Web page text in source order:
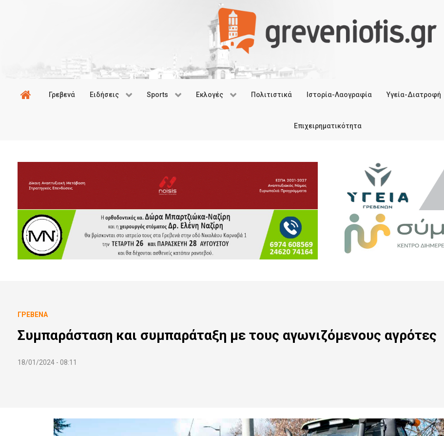
Γρεβενά Ειδήσεις Sports Εκλογές Πολιτιστικά Ιστορία-Λαογραφία Υγεία-Διατροφή
Επιχειρηματικότητα
ΓΡΕΒΕΝΆ
Συμπαράσταση και συμπαράταξη με τους αγωνιζόμενους αγρότες
18/01/2024 - 08:11